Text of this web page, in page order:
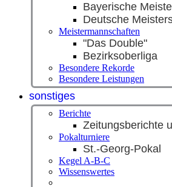
Bayerische
Deutsche
Meistermannschaften
"Das Double"
Bezirksoberliga
Besondere Rekorde
Besondere Leistungen
sonstiges
Berichte
Zeitungsberichte
Pokalturniere
St.-Georg-Pokal
Kegel A-B-C
Wissenswertes